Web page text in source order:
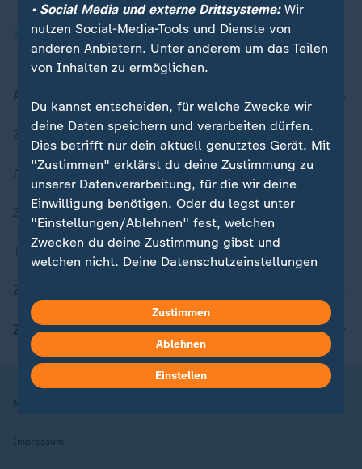
Zuletzt veröffentlicht
Aktuelle Sendungs-Videos
ZDFheute Stories
Themen im Überblick
ZDFheute Apps
Nutzungsbedingungen
Impressum
• Social Media und externe Drittsysteme:Wir
nutzen Social-Media-Tools und Dienste von
anderen Anbietern. Unter anderem um das Teilen
von Inhalten zu ermöglichen.
Du kannst entscheiden, für welche Zwecke wir
deine Daten speichern und verarbeiten dürfen.
Dies betrifft nur dein aktuell genutztes Gerät. Mit
"Zustimmen" erklärst du deine Zustimmung zu
unserer Datenverarbeitung, für die wir deine
Einwilligung benötigen. Oder du legst unter
"Einstellungen/Ablehnen" fest, welchen
Zwecken du deine Zustimmung gibst und
welchen nicht. Deine Datenschutzeinstellungen
in deinen Einstellungen widerrufen oder ändern.
Hier findest du das Impressum.
Weitere Informationen findest du in unserer
Datenschutzerklärung.
Zustimmen
Ablehnen
Einstellen